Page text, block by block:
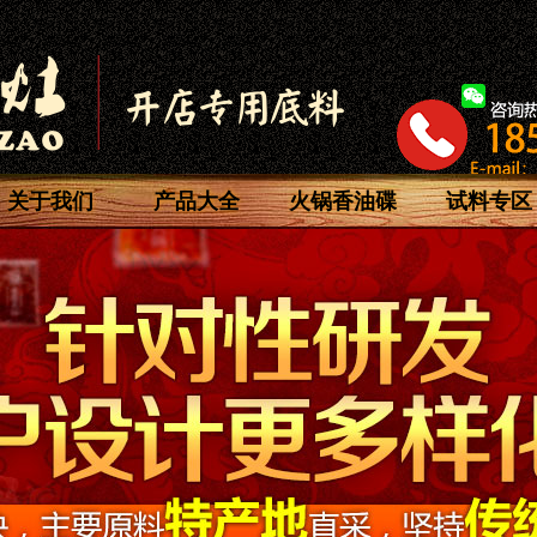
关于我们 产品大全 火锅香油碟 试料专区